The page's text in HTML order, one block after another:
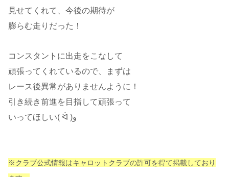
見せてくれて、今後の期待が
膨らむ走りだった！
コンスタントに出走をこなして
頑張ってくれているので、まずは
レース後異常がありませんように！
引き続き前進を目指して頑張って
いってほしい( ᐛ )و
※クラブ公式情報はキャロットクラブの許可を得て掲載しており